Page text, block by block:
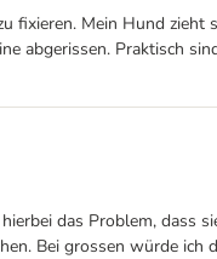
fixieren. Mein Hund zieht
abgerissen. Praktisch
das Problem, dass
Bei grossen würde ich